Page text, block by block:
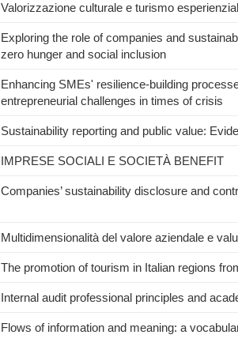
Valorizzazione culturale e turismo
Exploring the role of companies and
zero hunger and social inclusion
Enhancing SMEs' resilience-building
entrepreneurial challenges in times of crisis
Sustainability reporting and public value:
IMPRESE SOCIALI E SOCIETÀ BENEFIT
Companies’ sustainability disclosure and
Multidimensionalità del valore aziendale e
The promotion of tourism in Italian regions
Internal audit professional principles and
Flows of information and meaning: a